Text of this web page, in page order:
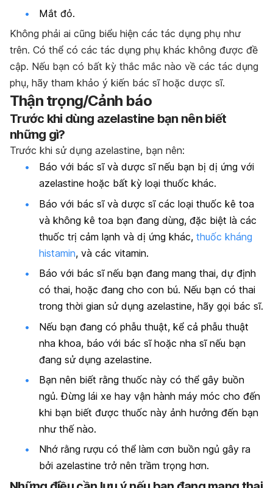
Mắt đỏ.
Không phải ai cũng biểu hiện các tác dụng phụ như
trên. Có thể có các tác dụng phụ khác không được đề
cập. Nếu bạn có bất kỳ thắc mắc nào về các tác dụng
phụ, hãy tham khảo ý kiến bác sĩ hoặc dược sĩ.
Thận trọng/Cảnh báo
Trước khi dùng azelastine bạn nên biết
những gì?
Trước khi sử dụng azelastine, bạn nên:
Báo với bác sĩ và dược sĩ nếu bạn bị dị ứng với
azelastine hoặc bất kỳ loại thuốc khác.
Báo với bác sĩ và dược sĩ các loại thuốc kê toa
và không kê toa bạn đang dùng, đặc biệt là các
thuốc trị cảm lạnh và dị ứng khác, thuốc kháng
histamin, và các vitamin.
Báo với bác sĩ nếu bạn đang mang thai, dự định
có thai, hoặc đang cho con bú. Nếu bạn có thai
trong thời gian sử dụng azelastine, hãy gọi bác sĩ.
Nếu bạn đang có phẫu thuật, kể cả phẫu thuật
nha khoa, báo với bác sĩ hoặc nha sĩ nếu bạn
đang sử dụng azelastine.
Bạn nên biết rằng thuốc này có thể gây buồn
ngủ. Đừng lái xe hay vận hành máy móc cho đến
khi bạn biết được thuốc này ảnh hưởng đến bạn
như thế nào.
Nhớ rằng rượu có thể làm cơn buồn ngủ gây ra
bởi azelastine trở nên trầm trọng hơn.